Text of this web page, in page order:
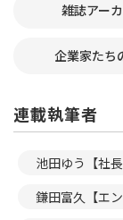
雑誌アー
企業家たち
連載執筆者
池田ゆう【社
鎌田富久【エン